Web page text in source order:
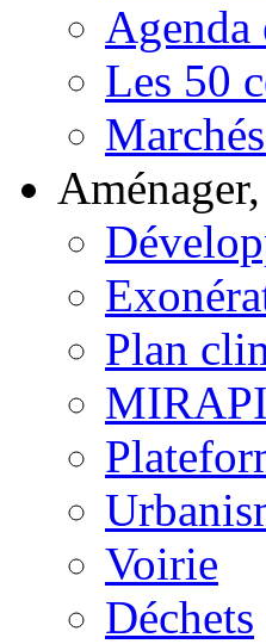
Agenda
Les 50
Plan
MIRAPI
Voirie
Déchets